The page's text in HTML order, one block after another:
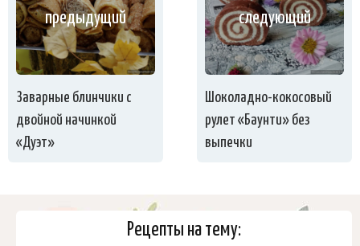
предыдущий
Заварные блинчики с
двойной начинкой
«Дуэт»
следующий
Шоколадно-кокосовый
рулет «Баунти» без
выпечки
Рецепты на тему: